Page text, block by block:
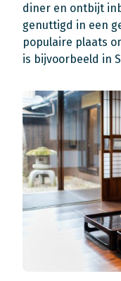
diner en ontbijt
genuttigd in een
populaire plaats
is bijvoorbeeld in